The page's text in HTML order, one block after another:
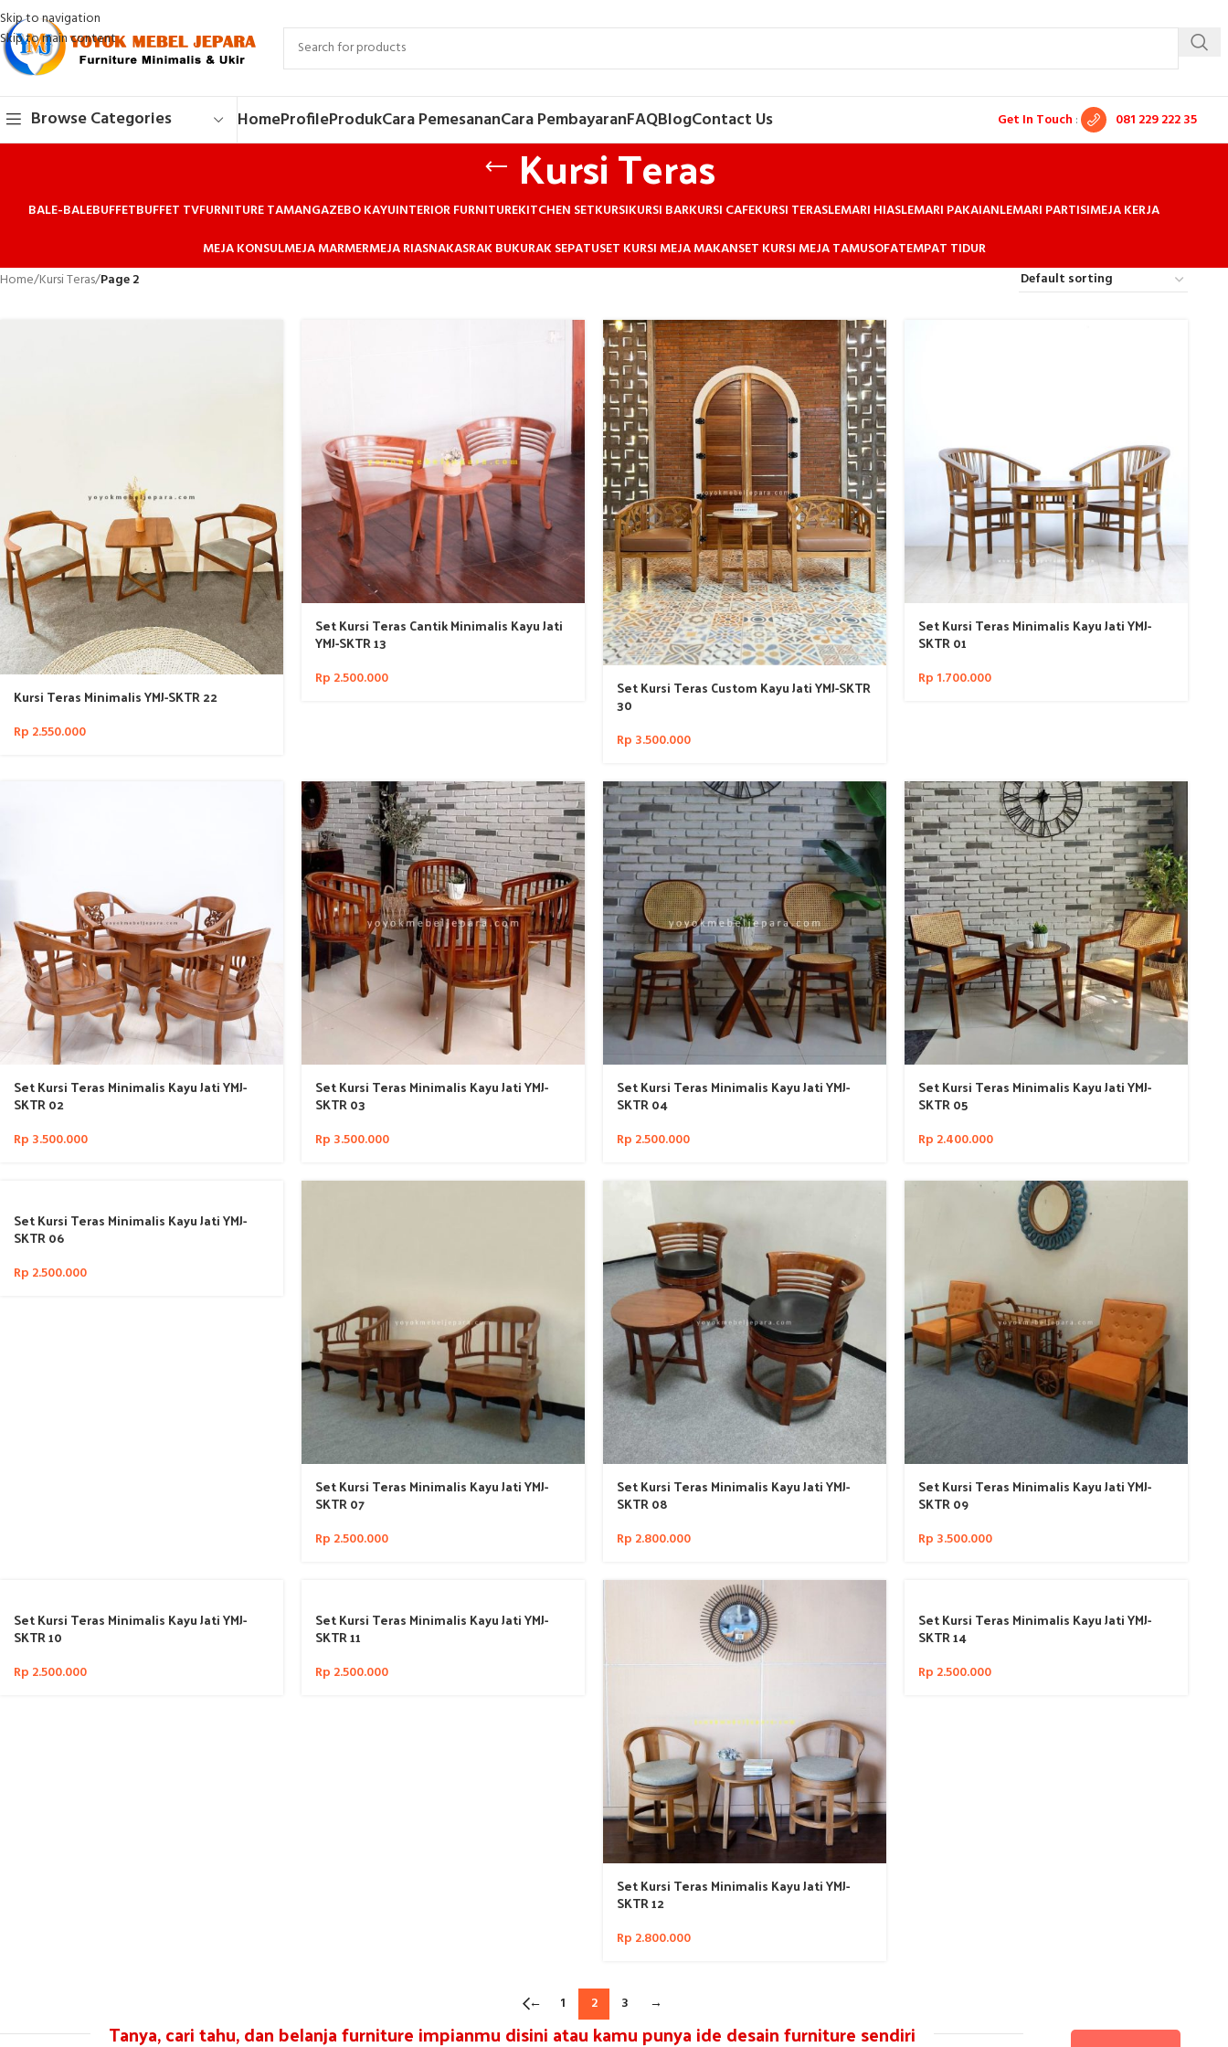
Skip to navigation
Skip to main content
Browse Categories HomeProfileProdukCara PemesananCara PembayaranFAQBlogContact Us Get In Touch : 081 229 222 35
Kursi Teras
BALE-BALEBUFFETBUFFET TVFURNITURE TAMANGAZEBO KAYUINTERIOR FURNITUREKITCHEN SETKURSIKURSI BARKURSI CAFEKURSI TERASLEMARI HIASLEMARI PAKAIANLEMARI PARTISIMEJA KERJA
MEJA KONSULMEJA MARMERMEJA RIASNAKASRAK BUKURAK SEPATUSET KURSI MEJA MAKANSET KURSI MEJA TAMUSOFATEMPAT TIDUR
Home/Kursi Teras/Page 2
Kursi Teras Minimalis YMJ-SKTR 22
Rp 2.550.000
Set Kursi Teras Cantik Minimalis Kayu Jati
YMJ-SKTR 13
Rp 2.500.000 Set Kursi Teras Custom Kayu Jati YMJ-SKTR
30
Rp 3.500.000
Set Kursi Teras Minimalis Kayu Jati YMJ-
SKTR 01
Rp 1.700.000
Set Kursi Teras Minimalis Kayu Jati YMJ-
SKTR 02
Rp 3.500.000
Set Kursi Teras Minimalis Kayu Jati YMJ-
SKTR 03
Rp 3.500.000
Set Kursi Teras Minimalis Kayu Jati YMJ-
SKTR 04
Rp 2.500.000
Set Kursi Teras Minimalis Kayu Jati YMJ-
SKTR 05
Rp 2.400.000
Set Kursi Teras Minimalis Kayu Jati YMJ-
SKTR 06
Rp 2.500.000
Set Kursi Teras Minimalis Kayu Jati YMJ-
SKTR 07
Rp 2.500.000
Set Kursi Teras Minimalis Kayu Jati YMJ-
SKTR 08
Rp 2.800.000
Set Kursi Teras Minimalis Kayu Jati YMJ-
SKTR 09
Rp 3.500.000
Set Kursi Teras Minimalis Kayu Jati YMJ-
SKTR 10
Rp 2.500.000
Set Kursi Teras Minimalis Kayu Jati YMJ-
SKTR 11
Rp 2.500.000
Set Kursi Teras Minimalis Kayu Jati YMJ-
SKTR 12
Rp 2.800.000
Set Kursi Teras Minimalis Kayu Jati YMJ-
SKTR 14
Rp 2.500.000
← 1 2 3 →
Tanya, cari tahu, dan belanja furniture impianmu disini atau kamu punya ide desain furniture sendiri